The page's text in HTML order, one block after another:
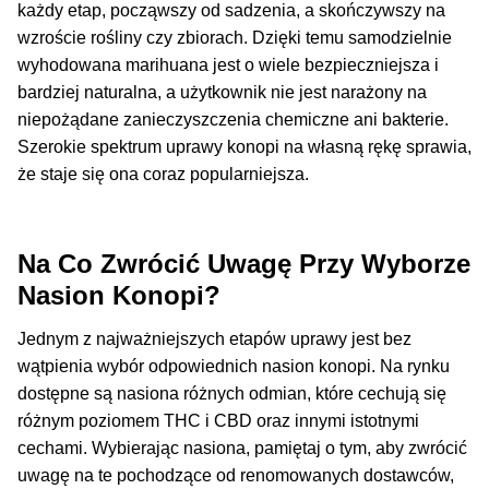
każdy etap, począwszy od sadzenia, a skończywszy na
wzroście rośliny czy zbiorach. Dzięki temu samodzielnie
wyhodowana marihuana jest o wiele bezpieczniejsza i
bardziej naturalna, a użytkownik nie jest narażony na
niepożądane zanieczyszczenia chemiczne ani bakterie.
Szerokie spektrum uprawy konopi na własną rękę sprawia,
że staje się ona coraz popularniejsza.
Na Co Zwrócić Uwagę Przy Wyborze
Nasion Konopi?
Jednym z najważniejszych etapów uprawy jest bez
wątpienia wybór odpowiednich nasion konopi. Na rynku
dostępne są nasiona różnych odmian, które cechują się
różnym poziomem THC i CBD oraz innymi istotnymi
cechami. Wybierając nasiona, pamiętaj o tym, aby zwrócić
uwagę na te pochodzące od renomowanych dostawców,